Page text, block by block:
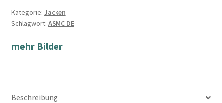
Kategorie: Jacken
Schlagwort: ASMC DE
mehr Bilder
Beschreibung